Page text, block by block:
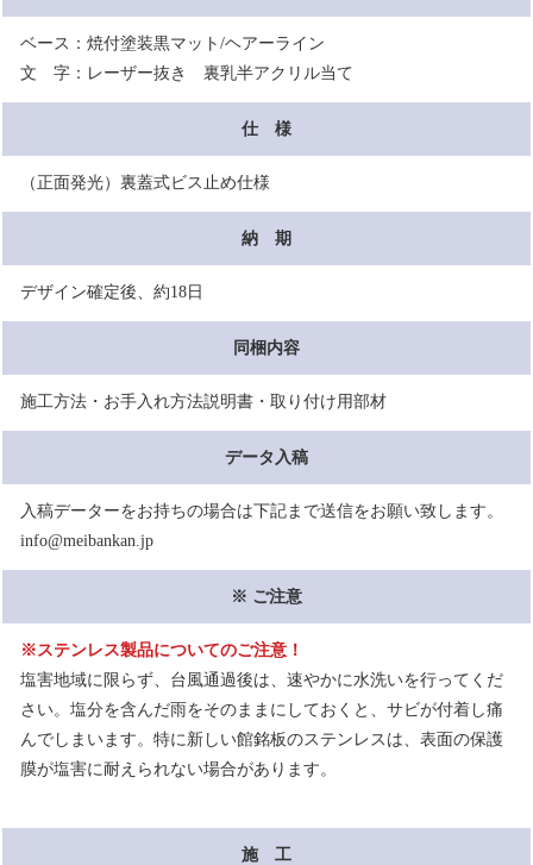
ベース：焼付塗装黒マット/ヘアーライン
文 字：レーザー抜き 裏乳半アクリル当て
仕 様
（正面発光）裏蓋式ビス止め仕様
納 期
デザイン確定後、約18日
同梱内容
施工方法・お手入れ方法説明書・取り付け用部材
データ入稿
入稿データーをお持ちの場合は下記まで送信をお願い致します。
info@meibankan.jp
※ ご注意
※ステンレス製品についてのご注意！
塩害地域に限らず、台風通過後は、速やかに水洗いを行ってくだ
さい。塩分を含んだ雨をそのままにしておくと、サビが付着し痛
んでしまいます。特に新しい館銘板のステンレスは、表面の保護
膜が塩害に耐えられない場合があります。
施 工